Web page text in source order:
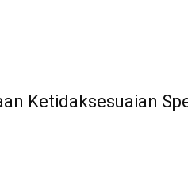
Ketidaksesuaian